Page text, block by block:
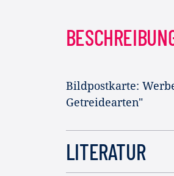
Bildpostkarte:
Getreidearten"
LITERATUR